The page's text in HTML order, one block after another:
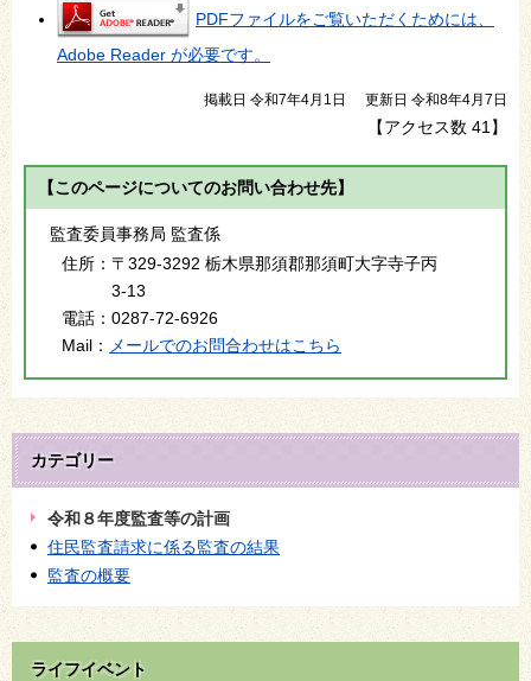
PDFファイルをご覧いただくためには、
Adobe Reader が必要です。
掲載日 令和7年4月1日 更新日 令和8年4月7日
【アクセス数 41 】
【このページについてのお問い合わせ先】
監査委員事務局 監査係
住所： 〒329-3292 栃木県那須郡那須町大字寺子丙
3-13
電話： 0287-72-6926
Mail：
メールでのお問合わせはこちら
カテゴリー
令和８年度監査等の計画
住民監査請求に係る監査の結果
監査の概要
ライフイベント